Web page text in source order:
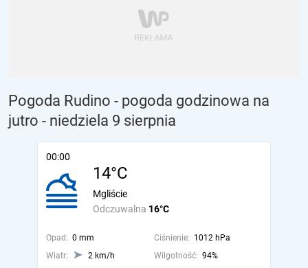
Pogoda Rudino - pogoda godzinowa na
jutro - niedziela 9 sierpnia
00:00
14°C
Odczuwalna 16°C
Mgliście
Opad: 0 mm Ciśnienie: 1012 hPa
Wiatr:
2 km/h Wilgotność: 94%